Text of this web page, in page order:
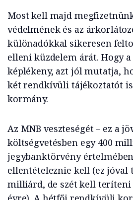
Most kell majd
védelmének és az
különadókkal sikeresen
elleni küzdelem árát. Hogy
képlékeny, azt jól mutatja,
két rendkívüli tájékoztatót
kormány.
Az MNB veszteségét – ez a
költségvetésben egy 400
jegybanktörvény
ellentételeznie kell (ez jóval
milliárd, de szét kell teríteni